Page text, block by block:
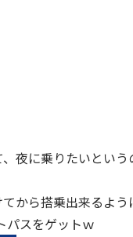
夜に乗りたいとい
から搭乗出来るよう
パスをゲットｗ